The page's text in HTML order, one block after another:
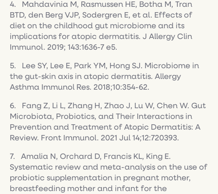
4. Mahdavinia M, Rasmussen HE, Botha M, Tran
BTD, den Berg VJP, Sodergren E, et al. Effects of
diet on the childhood gut microbiome and its
implications for atopic dermatitis. J Allergy Clin
Immunol. 2019; 143:1636-7 e5.
5. Lee SY, Lee E, Park YM, Hong SJ. Microbiome in
the gut-skin axis in atopic dermatitis. Allergy
Asthma Immunol Res. 2018;10:354-62.
6. Fang Z, Li L, Zhang H, Zhao J, Lu W, Chen W. Gut
Microbiota, Probiotics, and Their Interactions in
Prevention and Treatment of Atopic Dermatitis: A
Review. Front Immunol. 2021 Jul 14;12:720393.
7. Amalia N, Orchard D, Francis KL, King E.
Systematic review and meta-analysis on the use of
probiotic supplementation in pregnant mother,
breastfeeding mother and infant for the